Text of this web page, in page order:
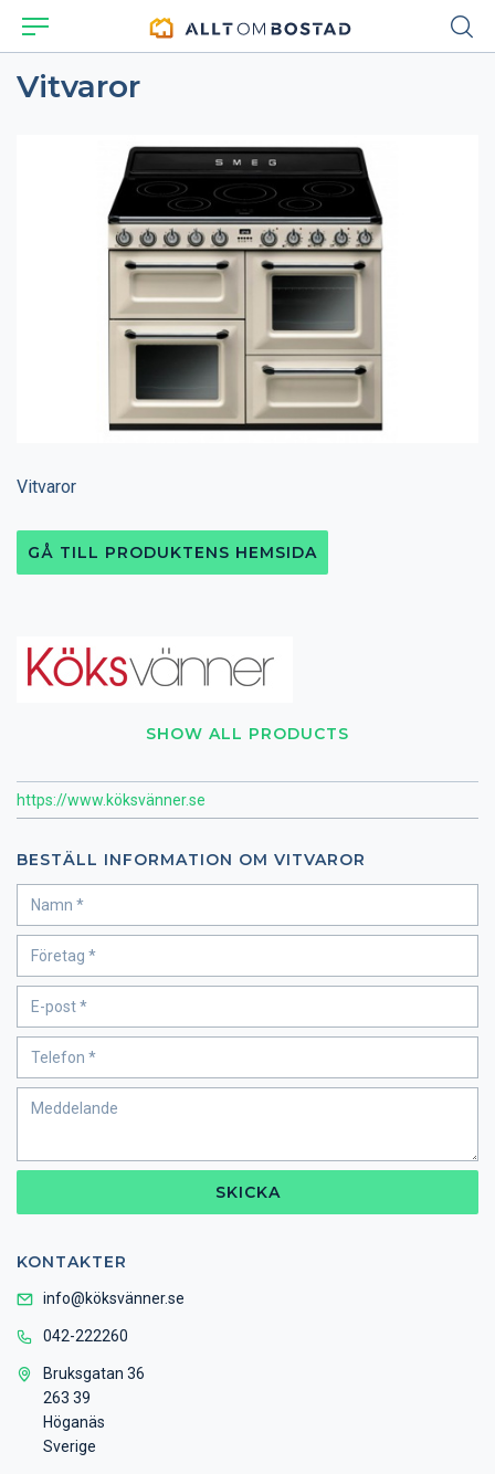
Vitvaror
SHOW ALL PRODUCTS
https://www.köksvänner.se
BESTÄLL INFORMATION OM VITVAROR
SKICKA
KONTAKTER
info@köksvänner.se
042-222260
Bruksgatan 36
263 39
Höganäs
Sverige
Vitvaror
GÅ TILL PRODUKTENS HEMSIDA